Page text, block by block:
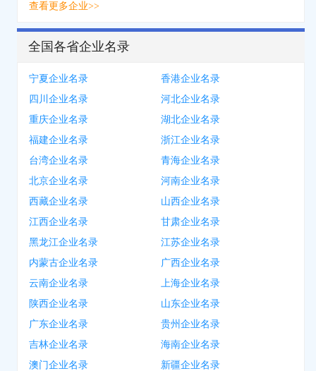
查看更多企业>>
全国各省企业名录
宁夏企业名录
香港企业名录
四川企业名录
河北企业名录
重庆企业名录
湖北企业名录
福建企业名录
浙江企业名录
台湾企业名录
青海企业名录
北京企业名录
河南企业名录
西藏企业名录
山西企业名录
江西企业名录
甘肃企业名录
黑龙江企业名录
江苏企业名录
内蒙古企业名录
广西企业名录
云南企业名录
上海企业名录
陕西企业名录
山东企业名录
广东企业名录
贵州企业名录
吉林企业名录
海南企业名录
澳门企业名录
新疆企业名录